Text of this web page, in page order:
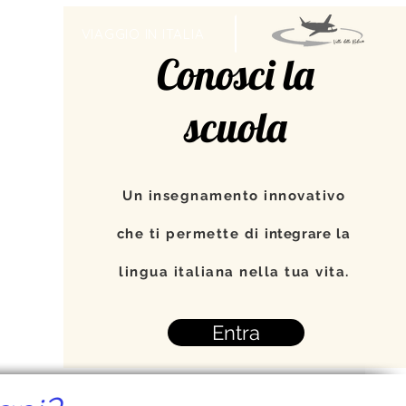
Conosci la
scuola
Un insegnamento innovativo
che ti permette di integrare la
lingua italiana nella tua vita.
Entra